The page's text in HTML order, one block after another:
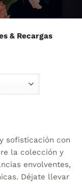
& Recargas
sofisticación con
la colección y
envolventes,
Déjate llevar